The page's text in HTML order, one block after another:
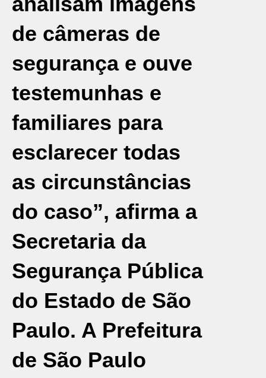
de câmeras de
segurança e ouve
testemunhas e
familiares para
esclarecer todas
as circunstâncias
do caso”, afirma a
Secretaria da
Segurança Pública
do Estado de São
Paulo. A Prefeitura
de São Paulo